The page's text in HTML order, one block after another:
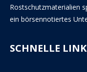
Rostschutzmaterialien
ein börsennotiertes
SCHNELLE